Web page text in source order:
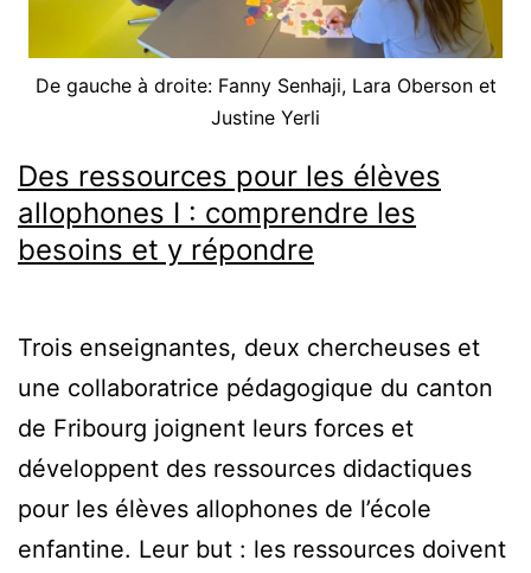
De gauche à droite: Fanny Senhaji, Lara Oberson et
Justine Yerli
Des ressources pour les élèves
allophones I : comprendre les
besoins et y répondre
Trois enseignantes, deux chercheuses et
une collaboratrice pédagogique du canton
de Fribourg joignent leurs forces et
développent des ressources didactiques
pour les élèves allophones de l’école
enfantine. Leur but : les ressources doivent